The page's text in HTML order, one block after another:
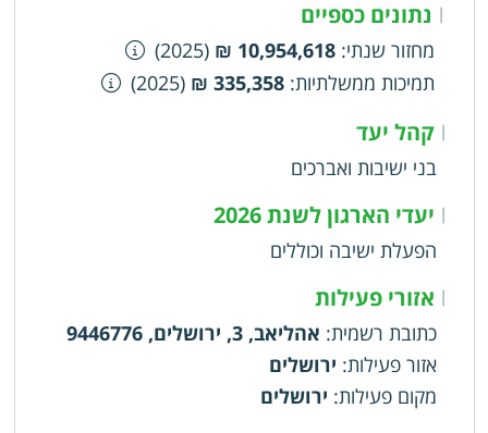
| נתונים כספיים
מחזור שנתי:
10,954,618 ₪
(2025)
תמיכות ממשלתיות:
335,358 ₪
(2025)
|קהל יעד
בני ישיבות ואברכים
| יעדי הארגון לשנת 2026
הפעלת ישיבה וכוללים
| אזורי פעילות
כתובת רשמית: אהליאב, 3, ירושלים, 9446776
אזור פעילות: ירושלים
מקום פעילות: ירושלים